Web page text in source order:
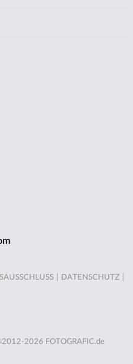
DATENSCHUTZ
2026 FOTOGRAFIC.de